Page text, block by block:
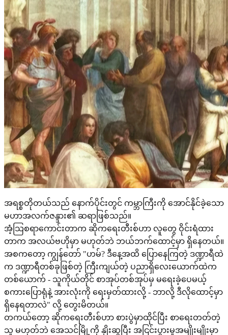
အရစ္စတိုတယ်သည် နောက်ပိုင်းတွင် ကမ္ဘာကြီးကို အောင်နိုင်ခဲ့သော
မဟာအလက်ဇန္ဒား၏ ဆရာဖြစ်သည်။
အံ့သြစရာကောင်းတာက ဆိုကရေးတီးစ်ဟာ လူတွေ ဝိုင်းရံထား
တာက အလယ်ဗဟိုမှာ မဟုတ်ဘဲ ဘယ်ဘက်ထောင့်မှာ ရှိနေတယ်။
အစကတော့ ကျွန်တော် "ဟမ်? ဒီနေ့အထိ ပြောနေကြတဲ့ ဒဏ္ဍာရီထဲ
က ဒဏ္ဍာရီတစ်ခုဖြစ်တဲ့ ကြီးကျယ်တဲ့ ပညာရှိလေးယောက်ထဲက
တစ်ယောက် - သူကိုယ်တိုင် စာအုပ်တစ်အုပ်မှ မရေးခဲ့ပေမယ့်
စကားပြောရုံနဲ့ အားလုံးကို ရေးမှတ်ထားလို့ - ဘာလို့ ဒီလိုထောင့်မှာ
ရှိနေရတာလဲ" လို့ တွေးမိတယ်။
တကယ်တော့ ဆိုကရေးတီးစ်ဟာ စားပွဲမှာထိုင်ပြီး စာရေးတတ်တဲ့
သူ မဟုတ်ဘဲ အေသင်မြို့ကို နှိုးဆွပြီး အငြင်းပွားမှုအမျိုးမျိုးမှာ